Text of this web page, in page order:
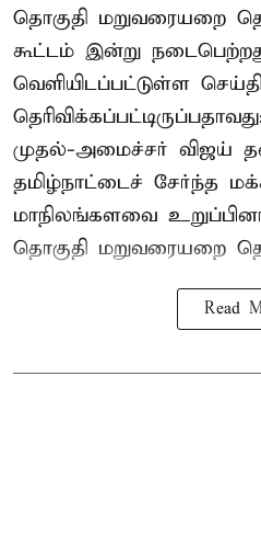
தொகுதி மறுவரையறை
கூட்டம் இன்று
வெளியிடப்பட்டுள்ள
முதல்-அமைச்சர் விஜய்
தமிழ்நாட்டைச் சேர்ந்த
மாநிலங்களவை
தொகுதி மறுவரையறை
Read